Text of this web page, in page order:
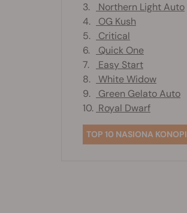
3.
Northern Light Auto
4.
OG Kush
5.
Critical
6.
Quick One
7.
Easy Start
8.
White Widow
9.
Green Gelato Auto
10. Royal Dwarf
TOP 10 NASIONA KONOPI